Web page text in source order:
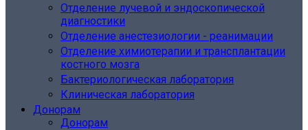
Отделение лучевой и эндоскопической
диагностики
Отделение анестезиологии - реанимации
Отделение химиотерапии и трансплантации
костного мозга
Бактериологическая лаборатория
Клиническая лаборатория
Донорам
Донорам